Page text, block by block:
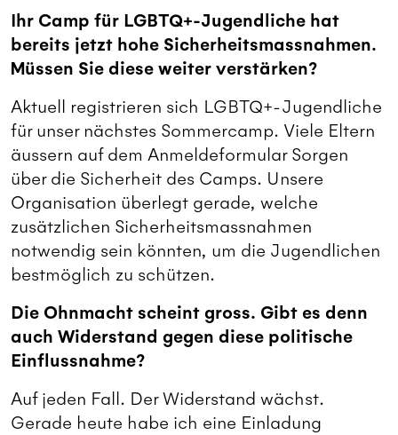
Ihr Camp für LGBTQ+-Jugendliche hat
bereits jetzt hohe Sicherheitsmassnahmen.
Müssen Sie diese weiter verstärken?
Aktuell registrieren sich LGBTQ+-Jugendliche
für unser nächstes Sommercamp. Viele Eltern
äussern auf dem Anmeldeformular Sorgen
über die Sicherheit des Camps. Unsere
Organisation überlegt gerade, welche
zusätzlichen Sicherheitsmassnahmen
notwendig sein könnten, um die Jugendlichen
bestmöglich zu schützen.
Die Ohnmacht scheint gross. Gibt es denn
auch Widerstand gegen diese politische
Einflussnahme?
Auf jeden Fall. Der Widerstand wächst.
Gerade heute habe ich eine Einladung